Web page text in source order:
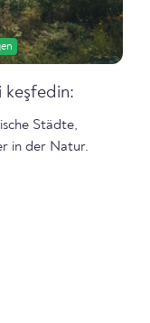
keşfedin:
Städte,
in der Natur.